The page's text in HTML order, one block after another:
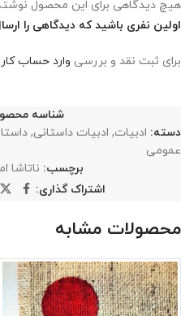
هیچ دیدگاهی برای این محصول
اولین نفری باشید که دیدگاهی را
برای ثبت نقد و بررسی وارد حساب
شناسه
دسته: ادبیات, ادبیات داستانی,
عمومی
برچسب: ناتاشا
اشتراک گذاری:
محصولات مشابه